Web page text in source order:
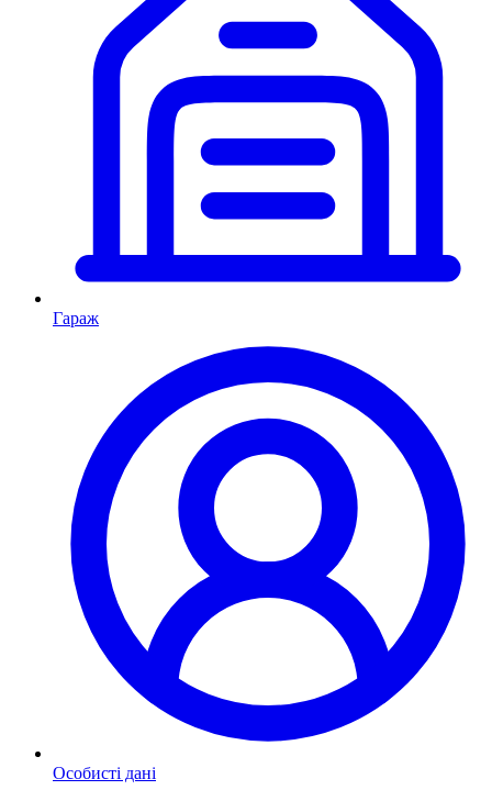
Гараж
Особисті дані